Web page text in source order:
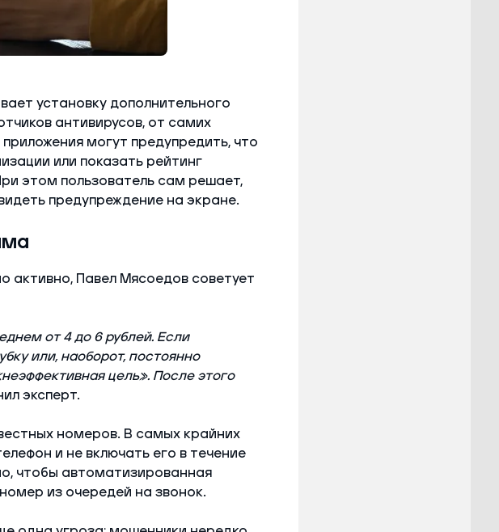
установку дополнительного
антивирусов, от самих
могут предупредить, что
или показать рейтинг
этом пользователь сам решает,
предупреждение на экране.
активно, Павел Мясоедов советует
от 4 до 6 рублей. Если
или, наоборот, постоянно
цель». После этого
эксперт.
номеров. В самых крайних
и не включать его в течение
чтобы автоматизированная
из очередей на звонок.